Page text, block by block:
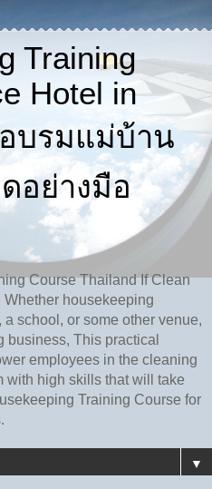
Training
Hotel in
บรมแม่บ้าน
อย่างมือ
Course Thailand If Clean
Whether housekeeping
school, or some other venue,
business, This practical
employees in the cleaning
with high skills that will take
Training Course for
▼